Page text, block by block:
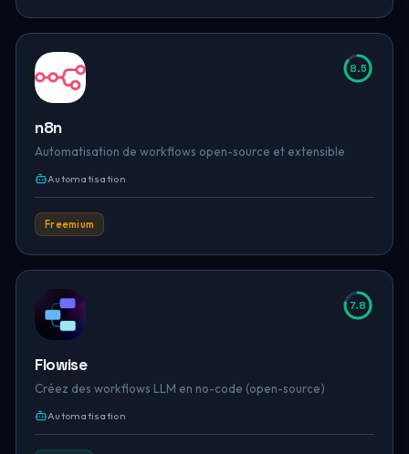
8.5
n8n
Automatisation de workflows open-source et extensible
Automatisation
Freemium
7.8
Flowise
Créez des workflows LLM en no-code (open-source)
Automatisation